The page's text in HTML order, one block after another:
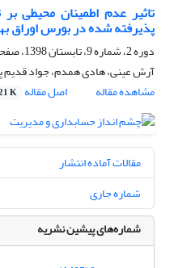
تاثیر عدم اطمینان محیطی
پذیرفته شده در بورس اوراق
دوره 2، شماره 9، تابستان 1398، صفحه
آرش عینی، هادی همدم، جواد قدیم
مشاهده مقاله
اصل مقاله K
مقالات آماده انتشار
شماره جاری
شماره‌های پیشین نشریه